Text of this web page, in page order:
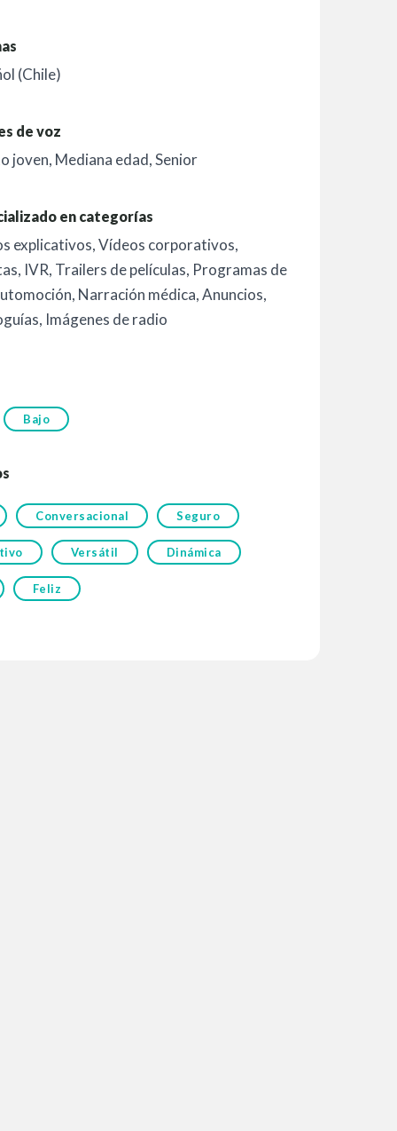
(Chile)
de voz
joven, Mediana edad,Senior
en categorías
explicativos,Vídeos corporativos,
, IVR, Trailers de películas, Programas de
, Narración médica,Anuncios,
, Imágenes de radio
Bajo
Conversacional Seguro
Versátil Dinámica
Feliz